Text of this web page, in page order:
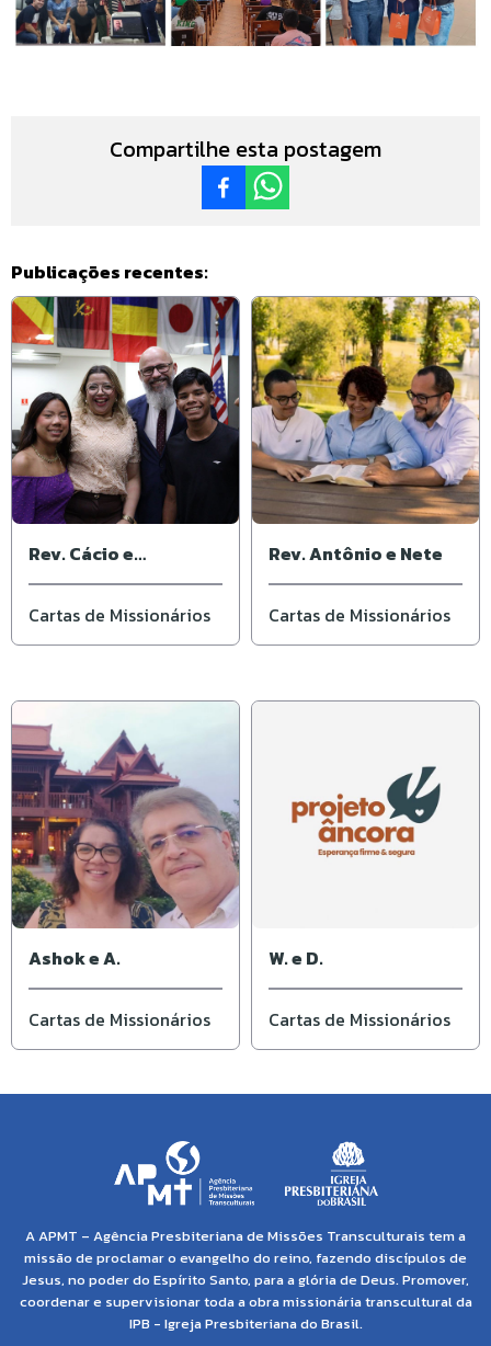
Compartilhe esta postagem
Publicações recentes:
Rev. Cácio e
Elisângela
Cartas de Missionários
Rev. Antônio e Nete
Cartas de Missionários
Ashok e A.
Cartas de Missionários
W. e D.
Cartas de Missionários
A APMT – Agência Presbiteriana de Missões Transculturais tem a
missão de proclamar o evangelho do reino, fazendo discípulos de
Jesus, no poder do Espírito Santo, para a glória de Deus. Promover,
coordenar e supervisionar toda a obra missionária transcultural da
IPB - Igreja Presbiteriana do Brasil.